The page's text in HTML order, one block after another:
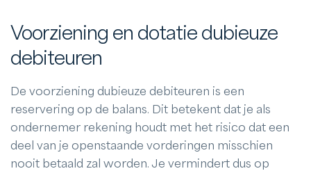
Voorziening en dotatie dubieuze
debiteuren
De voorziening dubieuze debiteuren is een
reservering op de balans. Dit betekent dat je als
ondernemer rekening houdt met het risico dat een
deel van je openstaande vorderingen misschien
nooit betaald zal worden. Je vermindert dus op